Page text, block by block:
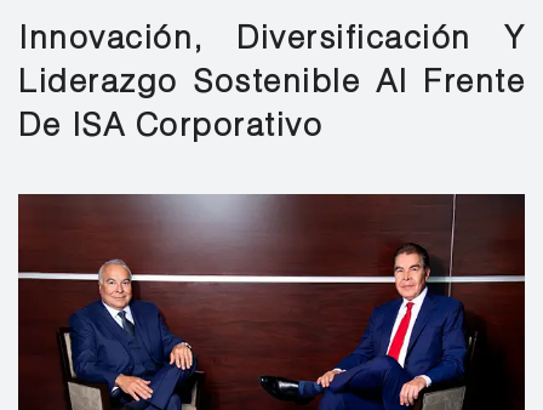
Innovación, Diversificación Y
Liderazgo Sostenible Al Frente
De ISA Corporativo